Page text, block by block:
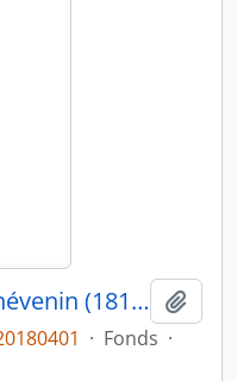
Directorat de Charles Thévenin (1816-1823)
· Fonds ·